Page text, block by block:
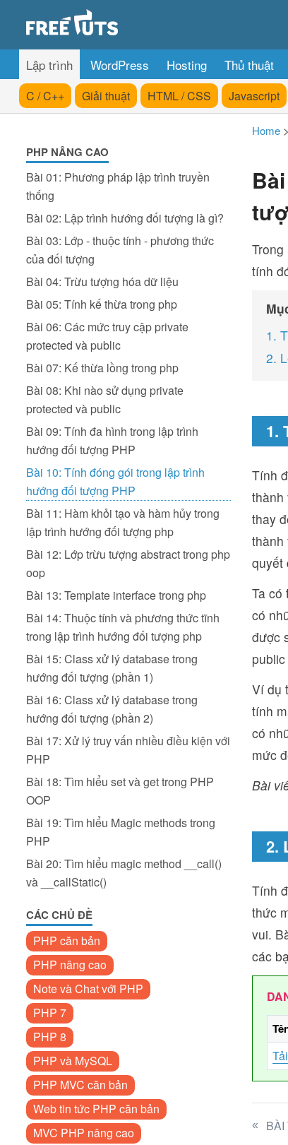
Lập trình WordPress Hosting Thủ thuật
C / C++ Giải thuật HTML / CSS Javascript
PHP NÂNG CAO
Bài 01: Phương pháp lập trình truyền
thống
Bài 02: Lập trình hướng đối tượng là gì?
Bài 03: Lớp - thuộc tính - phương thức
của đối tượng
Bài 04: Trừu tượng hóa dữ liệu
Bài 05: Tính kế thừa trong php
Bài 06: Các mức truy cập private
protected và public
Bài 07: Kế thừa lồng trong php
Bài 08: Khi nào sử dụng private
protected và public
Bài 09: Tính đa hình trong lập trình
hướng đối tượng PHP
Bài 10: Tính đóng gói trong lập trình
hướng đối tượng PHP
Bài 11: Hàm khỏi tạo và hàm hủy trong
lập trình hướng đối tượng php
Bài 12: Lớp trừu tượng abstract trong php
oop
Bài 13: Template interface trong php
Bài 14: Thuộc tính và phương thức tĩnh
trong lập trình hướng đối tượng php
Bài 15: Class xử lý database trong
hướng đối tượng (phần 1)
Bài 16: Class xử lý database trong
hướng đối tượng (phần 2)
Bài 17: Xử lý truy vấn nhiều điều kiện với
PHP
Bài 18: Tìm hiểu set và get trong PHP
OOP
Bài 19: Tìm hiểu Magic methods trong
PHP
Bài 20: Tìm hiểu magic method __call()
và __callStatic()
CÁC CHỦ ĐỀ
PHP căn bản
PHP nâng cao
Note và Chat với PHP
PHP 7
PHP 8
PHP và MySQL
PHP MVC căn bản
Web tin tức PHP căn bản
MVC PHP nâng cao
Home >
tính
1.
2.
1.
Tính
thành
thay
thành
quyết
Ta có
có
được
Ví dụ
tính
có
mức
Bài
2.
Tính
thức
vui.
các